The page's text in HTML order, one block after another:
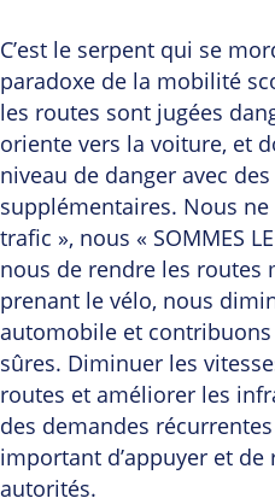
C’est le serpent qui se
paradoxe de la mobilité
les routes sont jugées
oriente vers la voiture, et
niveau de danger avec
supplémentaires. Nous ne
trafic », nous « SOMMES
nous de rendre les routes
prenant le vélo, nous
automobile et
sûres. Diminuer les
routes et améliorer les
des demandes récurrentes
important d’appuyer et de
autorités.